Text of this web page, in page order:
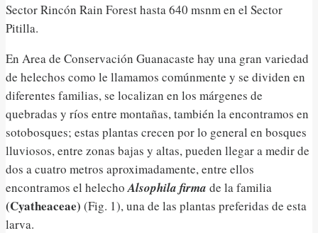
Sector Rincón Rain Forest hasta 640 msnm en el Sector
Pitilla.
En Area de Conservación Guanacaste hay una gran variedad
de helechos como le llamamos comúnmente y se dividen en
diferentes familias, se localizan en los márgenes de
quebradas y ríos entre montañas, también la encontramos en
sotobosques; estas plantas crecen por lo general en bosques
lluviosos, entre zonas bajas y altas, pueden llegar a medir de
dos a cuatro metros aproximadamente, entre ellos
encontramos el helechoAlsophila firma de la familia
(Cyatheaceae) (Fig. 1), una de las plantas preferidas de esta
larva.